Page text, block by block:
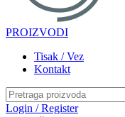
PROIZVODI
Tisak / Vez
Kontakt
Login / Register